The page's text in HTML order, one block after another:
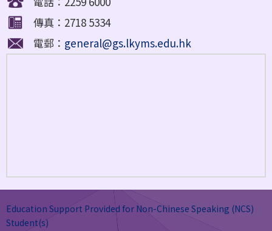
傳真：2718 5334
電郵： general@gs.lkyms.edu.hk
Education Support Provided for Non-Chinese Speaking (NCS)
Student(s)